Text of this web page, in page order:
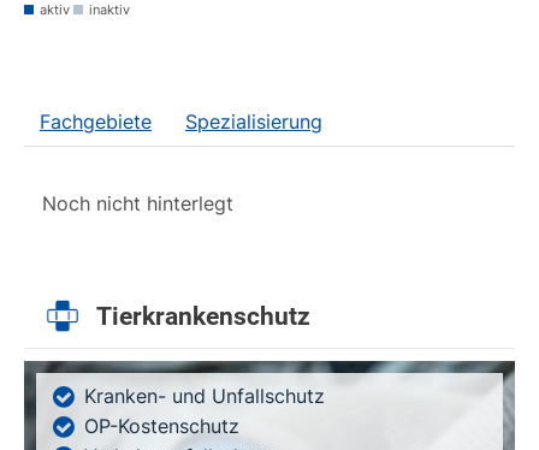
aktiv inaktiv
Fachgebiete Spezialisierung
Noch nicht hinterlegt
Tierkrankenschutz
Kranken- und Unfallschutz
OP-Kostenschutz